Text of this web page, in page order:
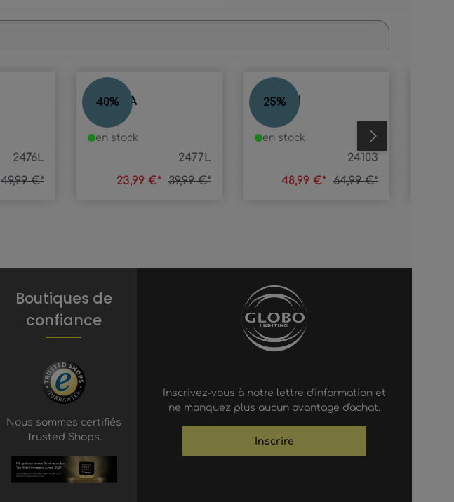
2476L
49,99 €*
40%
NUOVA
2477L
en stock
23,99 €* 39,99 €*
25%
PEGASI
24103
en stock
48,99 €* 64,99 €*
Boutiques de
confiance
Nous sommes certifiés
Trusted Shops.
Inscrivez-vous à notre lettre d'information et
ne manquez plus aucun avantage d'achat.
Inscrire